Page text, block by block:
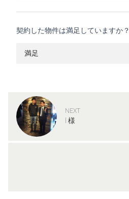
契約した物件は満足していますか？
満足
NEXT
I 様